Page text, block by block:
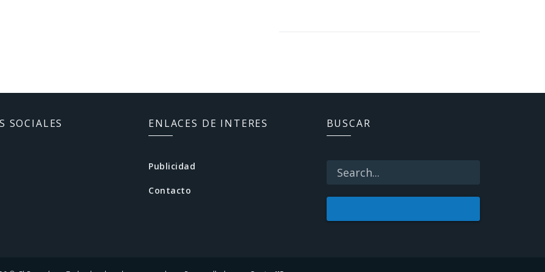
SOCIALES ENLACES DE INTERES
Publicidad
Contacto
BUSCAR